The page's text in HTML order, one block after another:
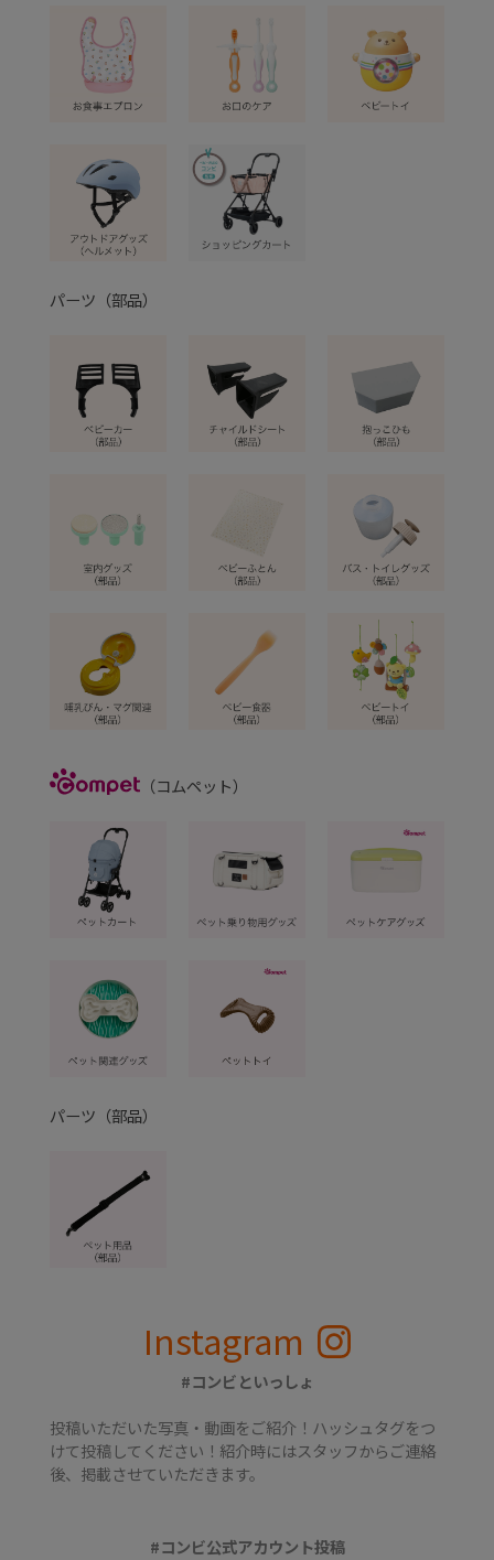
パーツ（部品）
Compet
（コムペット）
パーツ（部品）
Instagram
#コンビといっしょ
投稿いただいた写真・動画をご紹介！ハッシュタグをつ
けて投稿してください！紹介時にはスタッフからご連絡
後、掲載させていただきます。
#コンビ公式アカウント投稿